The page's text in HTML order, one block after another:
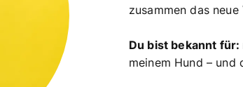
zusammen das
Du bist bekannt für:
meinem Hund – und